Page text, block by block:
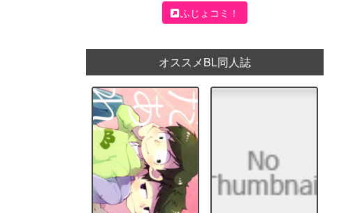
ふじょコミ！
オススメBL同人誌